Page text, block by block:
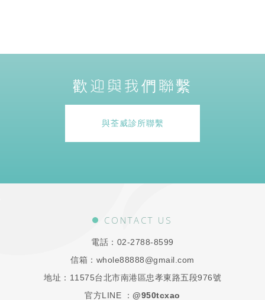
歡迎與我們聯繫
與荃威診所聯繫
CONTACT US
電話： 02-2788-8599
信箱： whole88888@gmail.com
地址： 11575台北市南港區忠孝東路五段976號
官方LINE ：@950tcxao